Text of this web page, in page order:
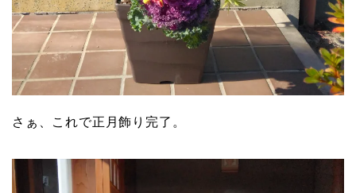
さぁ、これで正月飾り完了。